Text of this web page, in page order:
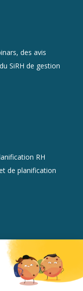
des avis
SiRH de gestion
RH
de planification